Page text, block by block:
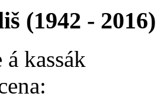
(1942 - 2016)
kassák